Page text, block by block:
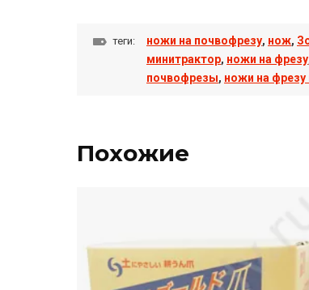
теги: ножи на почвофрезу, нож,
минитрактор, ножи на фрезу
почвофрезы, ножи на фрезу
Похожие